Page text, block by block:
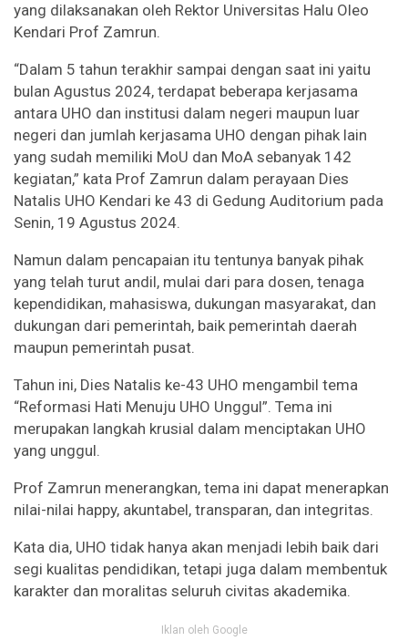
yang dilaksanakan oleh Rektor Universitas Halu Oleo
Kendari Prof Zamrun.
“Dalam 5 tahun terakhir sampai dengan saat ini yaitu
bulan Agustus 2024, terdapat beberapa kerjasama
antara UHO dan institusi dalam negeri maupun luar
negeri dan jumlah kerjasama UHO dengan pihak lain
yang sudah memiliki MoU dan MoA sebanyak 142
kegiatan,” kata Prof Zamrun dalam perayaan Dies
Natalis UHO Kendari ke 43 di Gedung Auditorium pada
Senin, 19 Agustus 2024.
Namun dalam pencapaian itu tentunya banyak pihak
yang telah turut andil, mulai dari para dosen, tenaga
kependidikan, mahasiswa, dukungan masyarakat, dan
dukungan dari pemerintah, baik pemerintah daerah
maupun pemerintah pusat.
Tahun ini, Dies Natalis ke-43 UHO mengambil tema
“Reformasi Hati Menuju UHO Unggul”. Tema ini
merupakan langkah krusial dalam menciptakan UHO
yang unggul.
Prof Zamrun menerangkan, tema ini dapat menerapkan
nilai-nilai happy, akuntabel, transparan, dan integritas.
Kata dia, UHO tidak hanya akan menjadi lebih baik dari
segi kualitas pendidikan, tetapi juga dalam membentuk
karakter dan moralitas seluruh civitas akademika.
Iklan oleh Google